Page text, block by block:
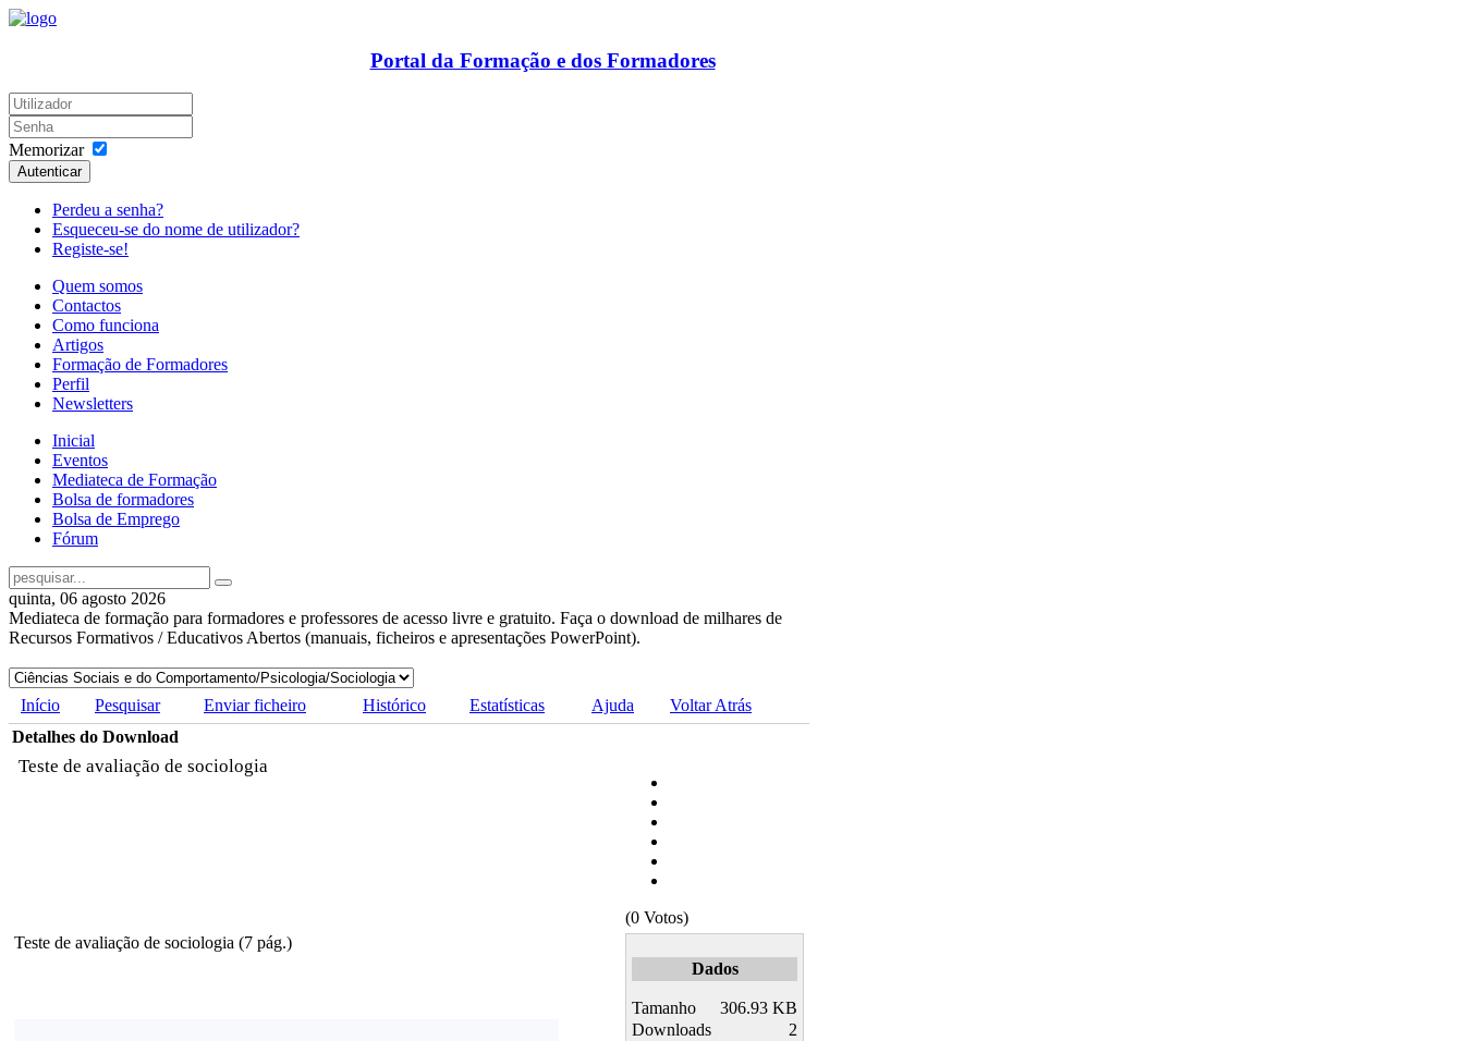
Portal da Formação e dos Formadores
Memorizar
Autenticar
Perdeu a senha?
Esqueceu-se do nome de utilizador?
Registe-se!
Quem somos
Contactos
Como funciona
Artigos
Formação de Formadores
Perfil
Newsletters
Inicial
Eventos
Mediateca de Formação
Bolsa de formadores
Bolsa de Emprego
Fórum
quinta, 06 agosto 2026
Mediateca de formação para formadores e professores de acesso livre e gratuito. Faça o download de milhares de
Recursos Formativos / Educativos Abertos (manuais, ficheiros e apresentações PowerPoint).
Início Pesquisar Enviar ficheiro Histórico Estatísticas Ajuda
Voltar Atrás
Detalhes do Download
Teste de avaliação de sociologia
(0 Votos)
Teste de avaliação de sociologia (7 pág.)
Dados
Tamanho
306.93 KB
Downloads
2